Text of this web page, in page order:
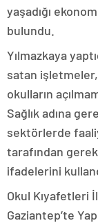
yaşadığı
bulundu.
Yılmazkaya
satan
okulların
Sağlık adına
sektörlerde
tarafından
ifadelerini
Okul Kıyafetleri
Gaziantep’te